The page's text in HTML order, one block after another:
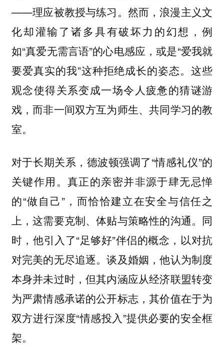
——理应被教授与练习。然而，浪漫主义文
化却灌输了诸多具有破坏力的幻想，例
如“真爱无需言语”的心电感应，或是“爱我就
要爱真实的我”这种拒绝成长的姿态。这些
观念使得关系变成一场令人疲惫的猜谜游
戏，而非一间双方互为师生、共同学习的教
室。
对于长期关系，德波顿强调了“情感礼仪”的
关键作用。真正的亲密并非源于肆无忌惮
的“做自己”，而恰恰建立在安全与信任之
上，这需要克制、体贴与策略性的沟通。同
时，他引入了“足够好”伴侣的概念，以对抗
对完美的无尽追逐。谈及婚姻，他认为制度
本身并未过时，但其内涵应从经济联盟转变
为严肃情感承诺的公开标志，其价值在于为
双方进行深度“情感投入”提供必要的安全框
架。